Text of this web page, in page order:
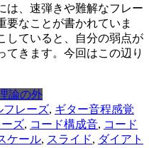
は、速弾きや難解なフレー
要なことが書かれていま
していると、自分の弱点が
てきます。今回はこの辺り
論の外
フレーズ, ギター音程感覚
ズ, コード構成音, コード
ケール, スライド, ダイアト